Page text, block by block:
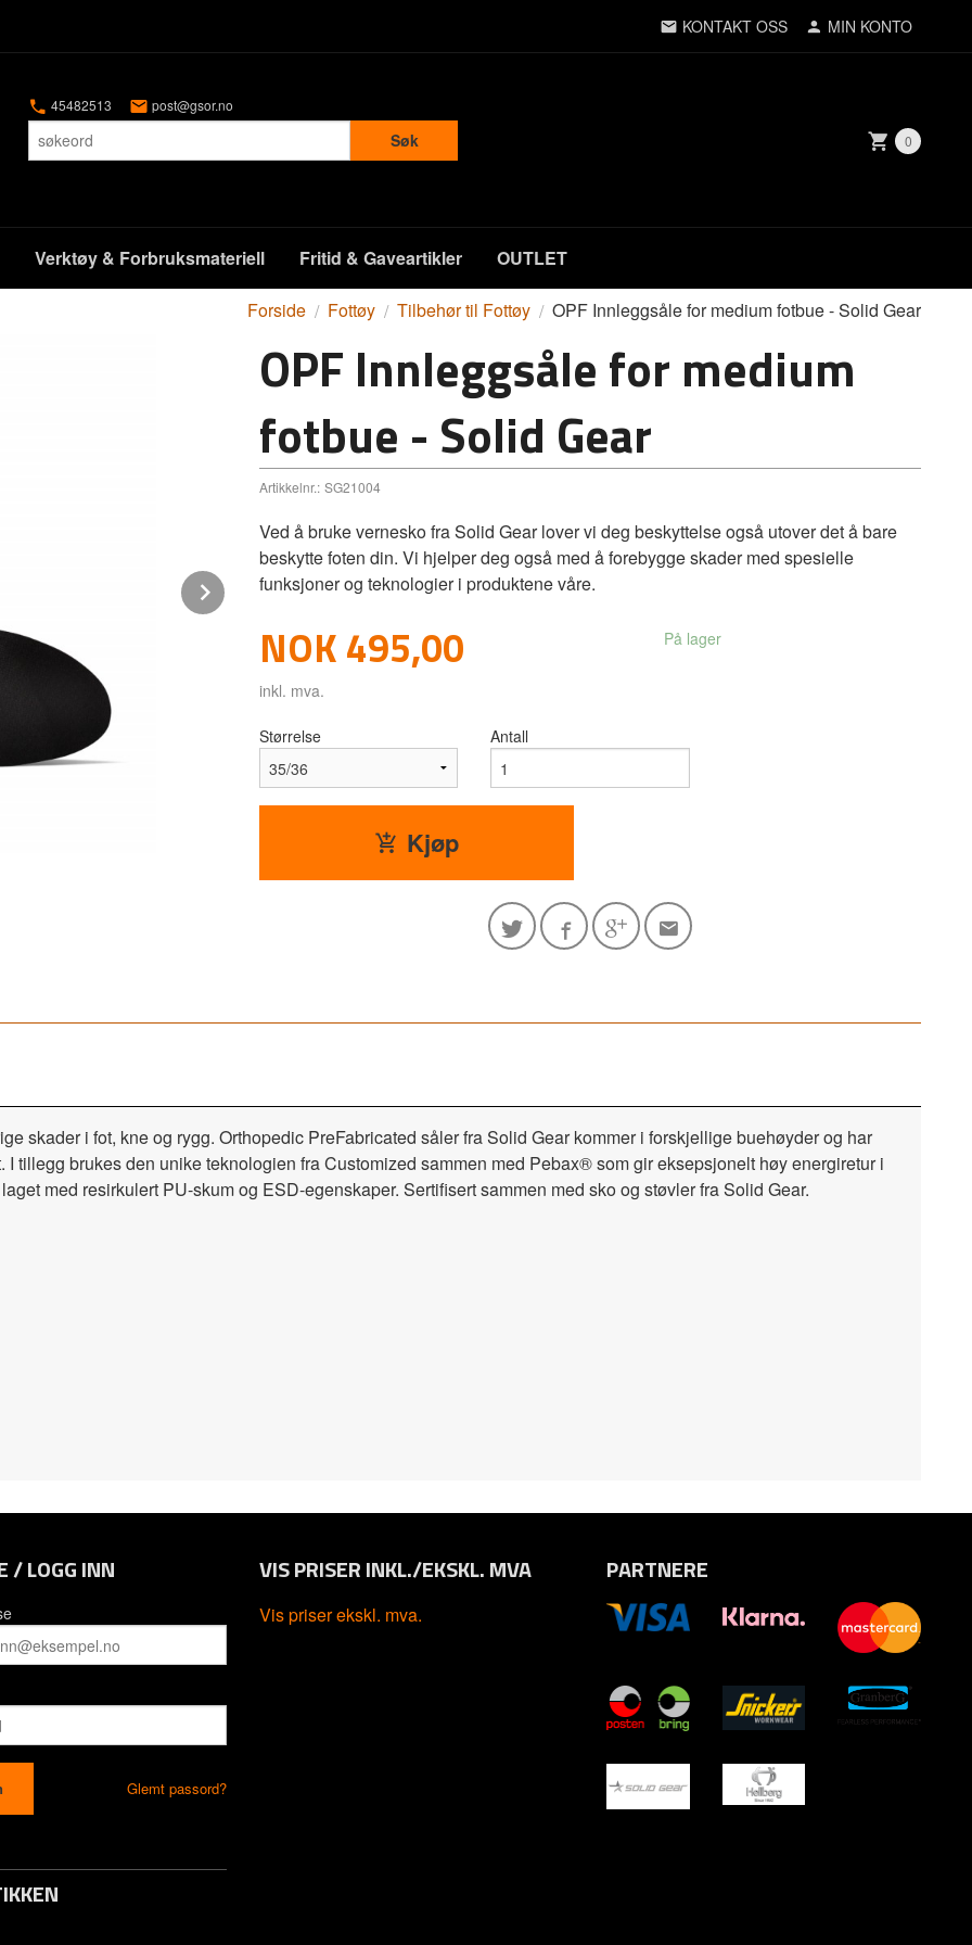
KONTAKT OSS MIN KONTO
45482513 post@gsor.no
Søk 0
Verktøy & Forbruksmateriell Fritid & Gaveartikler OUTLET
Forside Fottøy Tilbehør til Fottøy OPF Innleggsåle for medium fotbue - Solid Gear
Next
OPF Innleggsåle for medium
fotbue - Solid Gear
Artikkelnr.: SG21004
Ved å bruke vernesko fra Solid Gear lover vi deg beskyttelse også utover det å bare
beskytte foten din. Vi hjelper deg også med å forebygge skader med spesielle
funksjoner og teknologier i produktene våre.
Pris
NOK495,00
inkl. mva.
På lager
Størrelse Antall
Kjøp
skader i fot, kne og rygg. Orthopedic PreFabricated såler fra Solid Gear kommer i forskjellige buehøyder og har
tillegg brukes den unike teknologien fra Customized sammen med Pebax® som gir eksepsjonelt høy energiretur i
med resirkulert PU-skum og ESD-egenskaper. Sertifisert sammen med sko og støvler fra Solid Gear.
/ LOGG INN
Glemt passord?
VIS PRISER INKL./EKSKL. MVA
Vis priser ekskl. mva.
PARTNERE